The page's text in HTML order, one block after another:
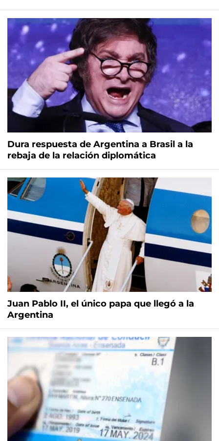
Dura respuesta de Argentina a Brasil a la
rebaja de la relación diplomática
Juan Pablo II, el único papa que llegó a la
Argentina